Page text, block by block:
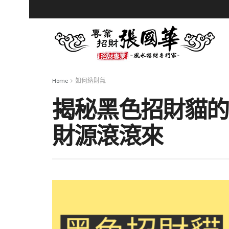
Home 如何納財氣
揭秘黑色招財貓
財源滾滾來